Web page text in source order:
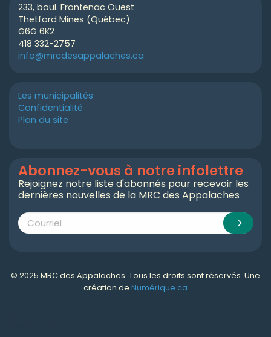
233, boul. Frontenac Ouest
Thetford Mines (Québec)
G6G 6K2
418 332-2757
info@mrcdesappalaches.ca
Les municipalités
Confidentialité
Plan du site
Abonnez-vous à notre infolettre
Rejoignez notre liste d'abonnés pour recevoir les
dernières nouvelles de la MRC des Appalaches
© 2025 MRC des Appalaches. Tous les droits sont réservés. Une
création de Numérique.ca